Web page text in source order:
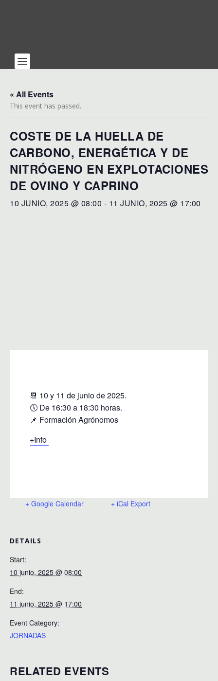
« All Events
This event has passed.
COSTE DE LA HUELLA DE
CARBONO, ENERGÉTICA Y DE
NITRÓGENO EN EXPLOTACIONES
DE OVINO Y CAPRINO
10 JUNIO, 2025 @ 08:00 - 11 JUNIO, 2025 @ 17:00
📆 10 y 11 de junio de 2025.
🕔 De 16:30 a 18:30 horas.
📌 Formación Agrónomos
+Info
+ Google Calendar + iCal Export
DETAILS
Start:
10 junio, 2025 @ 08:00
End:
11 junio, 2025 @ 17:00
Event Category:
JORNADAS
RELATED EVENTS